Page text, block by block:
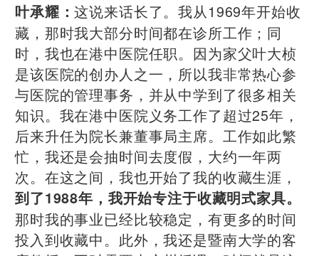
叶承耀：这说来话长了。我从1969年开始收
藏，那时我大部分时间都在诊所工作；同
时，我也在港中医院任职。因为家父叶大桢
是该医院的创办人之一，所以我非常热心参
与医院的管理事务，并从中学到了很多相关
知识。我在港中医院义务工作了超过25年，
后来升任为院长兼董事局主席。工作如此繁
忙，我还是会抽时间去度假，大约一年两
次。在这之间，我也开始了我的收藏生涯，
到了1988年，我开始专注于收藏明式家具。
那时我的事业已经比较稳定，有更多的时间
投入到收藏中。此外，我还是暨南大学的客